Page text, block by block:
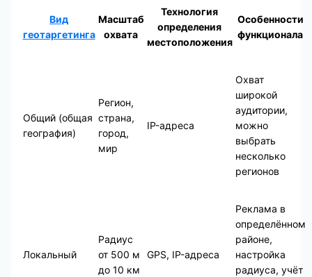
Вид
геотаргетинга
Масштаб
охвата
Технология
определения
местоположения
Особенности
функционала
Общий (общая
география)
Регион,
страна,
город,
мир
IP-адреса
Охват
широкой
аудитории,
можно
выбрать
несколько
регионов
Локальный
Радиус
от 500 м
до 10 км
GPS, IP-адреса
Реклама в
определённом
районе,
настройка
радиуса, учёт